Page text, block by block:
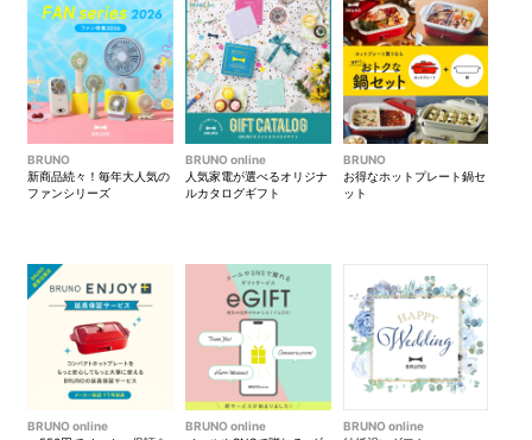
BRUNO
新商品続々！毎年大人気の
ファンシリーズ
BRUNO online
人気家電が選べるオリジナ
ルカタログギフト
BRUNO
お得なホットプレート鍋セ
ット
BRUNO online
BRUNO online
BRUNO online